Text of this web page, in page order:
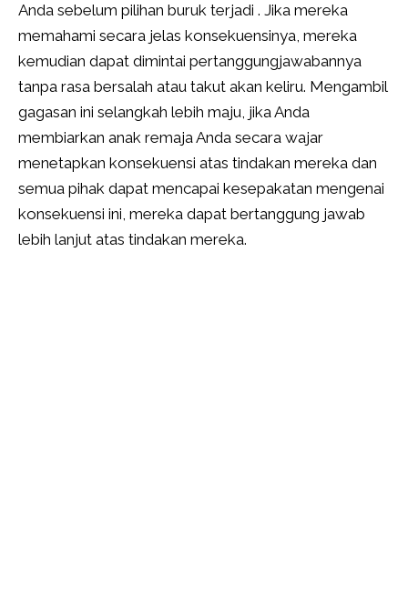
Anda sebelum pilihan buruk terjadi . Jika mereka
memahami secara jelas konsekuensinya, mereka
kemudian dapat dimintai pertanggungjawabannya
tanpa rasa bersalah atau takut akan keliru. Mengambil
gagasan ini selangkah lebih maju, jika Anda
membiarkan anak remaja Anda secara wajar
menetapkan konsekuensi atas tindakan mereka dan
semua pihak dapat mencapai kesepakatan mengenai
konsekuensi ini, mereka dapat bertanggung jawab
lebih lanjut atas tindakan mereka.